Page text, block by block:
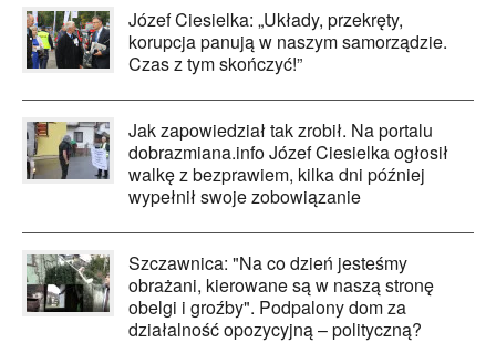
Józef Ciesielka: „Układy, przekręty,
korupcja panują w naszym samorządzie.
Czas z tym skończyć!”
Jak zapowiedział tak zrobił. Na portalu
dobrazmiana.info Józef Ciesielka ogłosił
walkę z bezprawiem, kilka dni później
wypełnił swoje zobowiązanie
Szczawnica: "Na co dzień jesteśmy
obrażani, kierowane są w naszą stronę
obelgi i groźby". Podpalony dom za
działalność opozycyjną – polityczną?